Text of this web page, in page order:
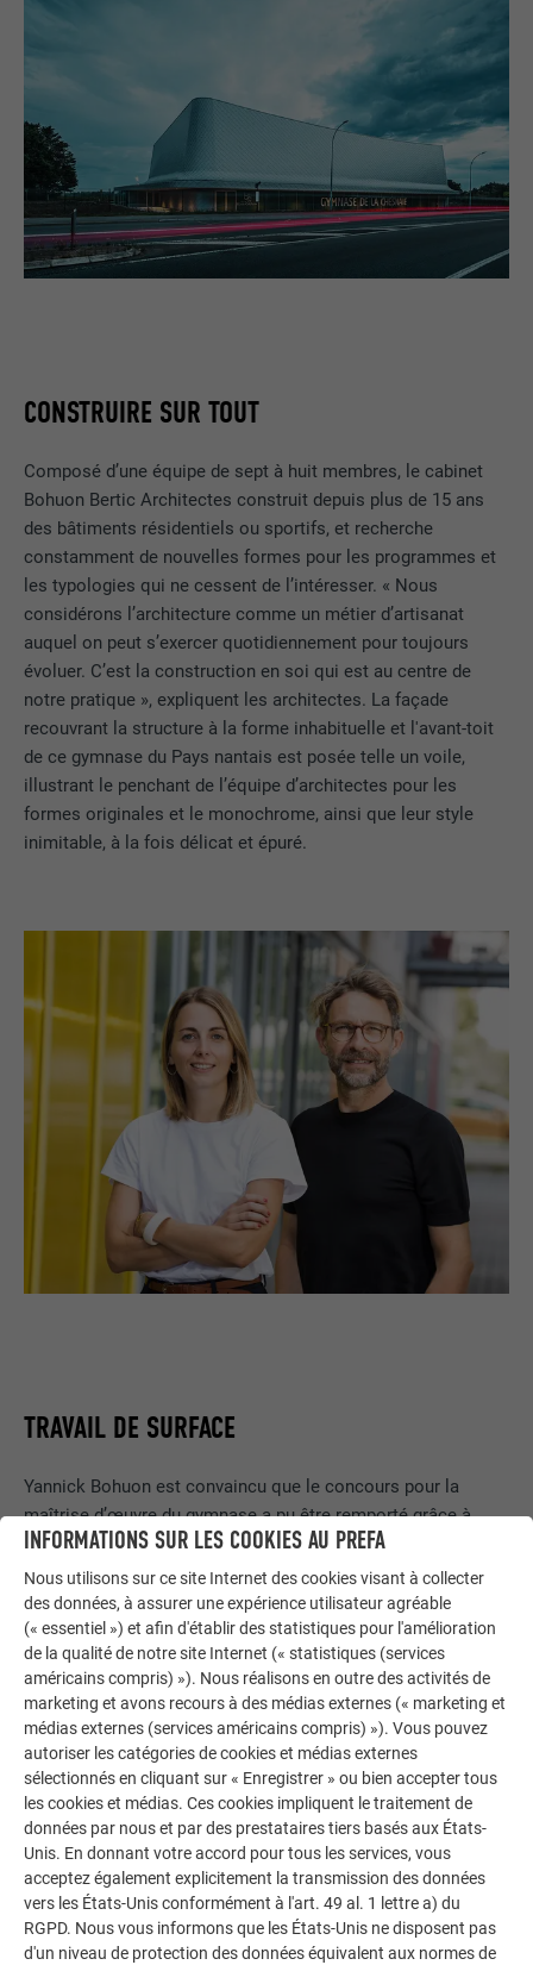
CONSTRUIRE SUR TOUT
Composé d’une équipe de sept à huit membres, le cabinet
Bohuon Bertic Architectes construit depuis plus de 15 ans
des bâtiments résidentiels ou sportifs, et recherche
constamment de nouvelles formes pour les programmes et
les typologies qui ne cessent de l’intéresser. « Nous
considérons l’architecture comme un métier d’artisanat
auquel on peut s’exercer quotidiennement pour toujours
évoluer. C’est la construction en soi qui est au centre de
notre pratique », expliquent les architectes. La façade
recouvrant la structure à la forme inhabituelle et l'avant-toit
de ce gymnase du Pays nantais est posée telle un voile,
illustrant le penchant de l’équipe d’architectes pour les
formes originales et le monochrome, ainsi que leur style
inimitable, à la fois délicat et épuré.
TRAVAIL DE SURFACE
Yannick Bohuon est convaincu que le concours pour la
maîtrise d’œuvre du gymnase a pu être remporté grâce à
deux éléments décisifs : « D’une part, la forme courbée
inhabituelle du bâtiment et d’autre part, son intégration dans
l’environnement. » Afin de créer l’impression de continuité
recherchée, les architectes ont conçu un gymnase sans face
avant ni arrière. De plus, de larges surfaces en verre au rez-
de-chaussée permettent de voir à l’intérieur du bâtiment
depuis plusieurs côtés. C’est l’organisation interne du
gymnase qui donne à son enveloppe sa forme unique : les
vestiaires, les locaux techniques et les espaces de stockage
entourent le terrain rectangulaire, le tout sur un seul étage,
créant ainsi une couche de pièces aux coins arrondis qui
s’étire dans différentes directions. En raison des différences
de hauteur entre l’avant-toit et le gymnase, il fallait trouver
une façade qui puisse faire le lien entre les deux.
INFORMATIONS SUR LES COOKIES AU PREFA
Nous utilisons sur ce site Internet des cookies visant à collecter
des données, à assurer une expérience utilisateur agréable
(« essentiel ») et afin d'établir des statistiques pour l'amélioration
de la qualité de notre site Internet (« statistiques (services
américains compris) »). Nous réalisons en outre des activités de
marketing et avons recours à des médias externes (« marketing et
médias externes (services américains compris) »). Vous pouvez
autoriser les catégories de cookies et médias externes
sélectionnés en cliquant sur « Enregistrer » ou bien accepter tous
les cookies et médias. Ces cookies impliquent le traitement de
données par nous et par des prestataires tiers basés aux États-
Unis. En donnant votre accord pour tous les services, vous
acceptez également explicitement la transmission des données
vers les États-Unis conformément à l'art. 49 al. 1 lettre a) du
RGPD. Nous vous informons que les États-Unis ne disposent pas
d'un niveau de protection des données équivalent aux normes de